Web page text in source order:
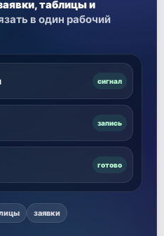
таблицы и
в один рабочий
сигнал
запись
готово
заявки